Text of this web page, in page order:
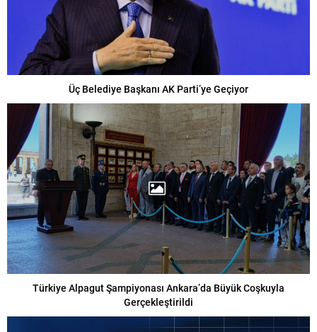
Üç Belediye Başkanı AK Parti’ye Geçiyor
Türkiye Alpagut Şampiyonası Ankara’da Büyük Coşkuyla
Gerçekleştirildi